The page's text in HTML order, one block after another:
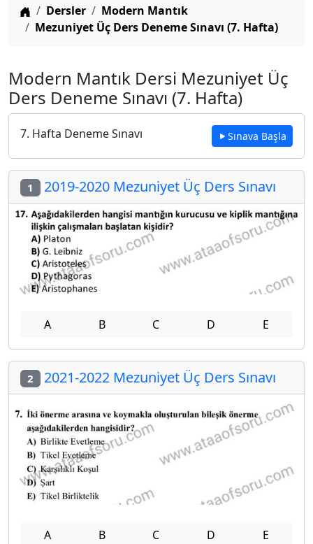
Anasayfa
Dersler
Modern Mantık
Mezuniyet Üç Ders Deneme Sınavı (7. Hafta)
Modern Mantık Dersi Mezuniyet Üç
Ders Deneme Sınavı (7. Hafta)
7. Hafta Deneme Sınavı Sınava Başla
1 2019-2020 Mezuniyet Üç Ders Sınavı
A B C D E
2 2021-2022 Mezuniyet Üç Ders Sınavı
A B C D E